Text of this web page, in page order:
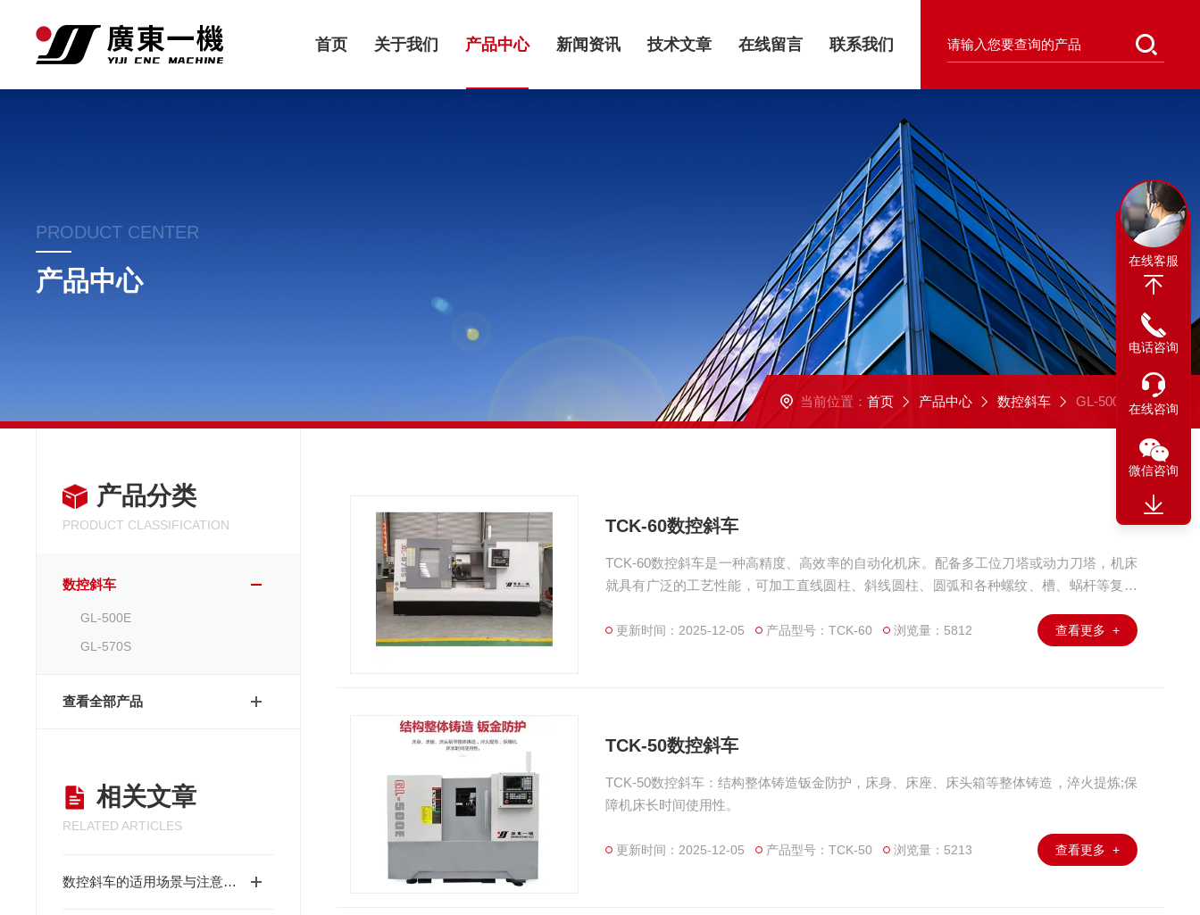
首页 关于我们 产品中心 新闻资讯 技术文章 在线留言 联系我们
PRODUCT CENTER
产品中心
当前位置： 首页 产品中心 数控斜车 GL-500E
产品分类
PRODUCT CLASSIFICATION
数控斜车
GL-500E
GL-570S
查看全部产品
相关文章
RELATED ARTICLES
数控斜车的适用场景与注意事项
TCK-60数控斜车
TCK-60数控斜车是一种高精度、高效率的自动化机床。配备多工位刀塔或动力刀塔，机床
就具有广泛的工艺性能，可加工直线圆柱、斜线圆柱、圆弧和各种螺纹、槽、蜗杆等复杂
经济效果。
更新时间：2025-12-05 产品型号：TCK-60 浏览量：5812 查看更多 +
TCK-50数控斜车
TCK-50数控斜车：结构整体铸造钣金防护，床身、床座、床头箱等整体铸造，淬火提炼;保
障机床长时间使用性。
更新时间：2025-12-05 产品型号：TCK-50 浏览量：5213 查看更多 +
在线客服
电话咨询
在线咨询
微信咨询